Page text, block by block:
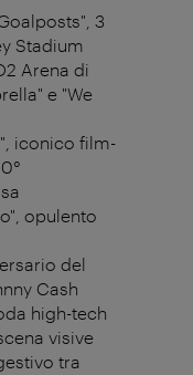
3
Stadium
Arena di
e "We
iconico film-
opulento
del
Cash
high-tech
visive
tra